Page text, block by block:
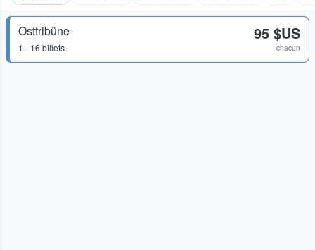
Osttribüne
1 - 16 billets
95 $US
chacun